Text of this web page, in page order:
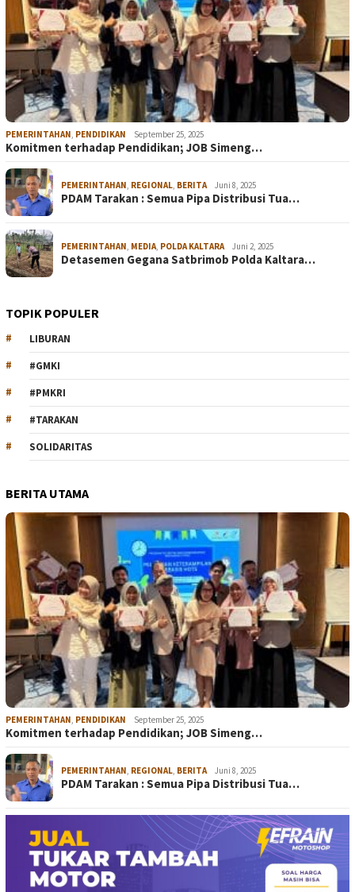
PEMERINTAHAN, PENDIDIKAN September 25, 2025
Komitmen terhadap Pendidikan; JOB Simeng…
PEMERINTAHAN, REGIONAL, BERITA Juni 8, 2025
PDAM Tarakan : Semua Pipa Distribusi Tua…
PEMERINTAHAN, MEDIA, POLDA KALTARA Juni 2, 2025
Detasemen Gegana Satbrimob Polda Kaltara…
TOPIK POPULER
LIBURAN
#GMKI
#PMKRI
#TARAKAN
SOLIDARITAS
BERITA UTAMA
PEMERINTAHAN, PENDIDIKAN September 25, 2025
Komitmen terhadap Pendidikan; JOB Simeng…
PEMERINTAHAN, REGIONAL, BERITA Juni 8, 2025
PDAM Tarakan : Semua Pipa Distribusi Tua…